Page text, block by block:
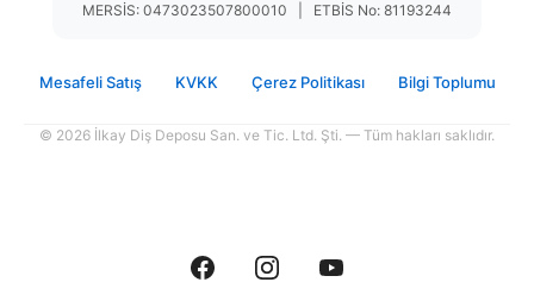
MERSİS: 0473023507800010 | ETBİS No: 81193244
Mesafeli Satış KVKK Çerez Politikası Bilgi Toplumu
© 2026 İlkay Diş Deposu San. ve Tic. Ltd. Şti. — Tüm hakları saklıdır.